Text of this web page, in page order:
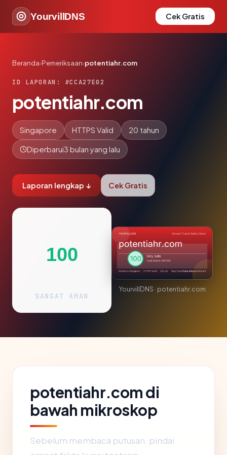
YourvillDNS Cek Gratis
Beranda›Pemeriksaan›potentiahr.com
ID LAPORAN: #CCA27E02
potentiahr.com
Singapore HTTPS Valid 20 tahun
Diperbarui3 bulan yang lalu
Laporan lengkap ↓ Cek Gratis
100
SANGAT AMAN
YourvillDNS · potentiahr.com
potentiahr.com di
bawah mikroskop
Sebelum membaca putusan, pindai